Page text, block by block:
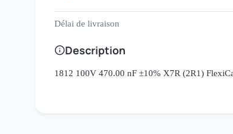
Délai de livraison
Description
1812 100V 470.00 nF ±10% X7R (2R1)